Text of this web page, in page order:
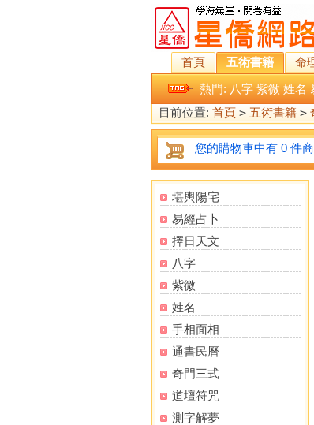
首頁 五術書籍 命
熱門: 八字 紫微 姓名
目前位置: 首頁 > 五術書籍 >
您的購物車中有 0 件
堪輿陽宅
易經占卜
擇日天文
八字
紫微
姓名
手相面相
通書民曆
奇門三式
道壇符咒
測字解夢